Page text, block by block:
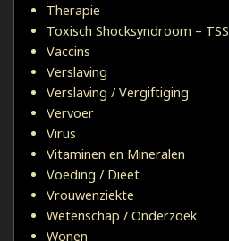
Therapie
Toxisch Shocksyndroom – TSS
Vaccins
Verslaving
Verslaving / Vergiftiging
Vervoer
Virus
Vitaminen en Mineralen
Voeding / Dieet
Vrouwenziekte
Wetenschap / Onderzoek
Wonen